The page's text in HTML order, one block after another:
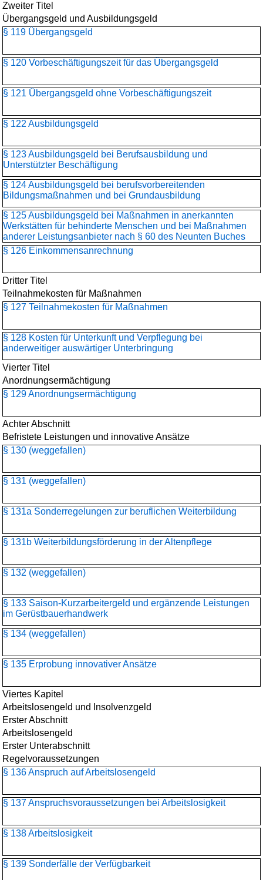
Zweiter Titel
Übergangsgeld und Ausbildungsgeld
§ 119 Übergangsgeld
§ 120 Vorbeschäftigungszeit für das Übergangsgeld
§ 121 Übergangsgeld ohne Vorbeschäftigungszeit
§ 122 Ausbildungsgeld
§ 123 Ausbildungsgeld bei Berufsausbildung und
Unterstützter Beschäftigung
§ 124 Ausbildungsgeld bei berufsvorbereitenden
Bildungsmaßnahmen und bei Grundausbildung
§ 125 Ausbildungsgeld bei Maßnahmen in anerkannten
Werkstätten für behinderte Menschen und bei Maßnahmen
anderer Leistungsanbieter nach § 60 des Neunten Buches
§ 126 Einkommensanrechnung
Dritter Titel
Teilnahmekosten für Maßnahmen
§ 127 Teilnahmekosten für Maßnahmen
§ 128 Kosten für Unterkunft und Verpflegung bei
anderweitiger auswärtiger Unterbringung
Vierter Titel
Anordnungsermächtigung
§ 129 Anordnungsermächtigung
Achter Abschnitt
Befristete Leistungen und innovative Ansätze
§ 130 (weggefallen)
§ 131 (weggefallen)
§ 131a Sonderregelungen zur beruflichen Weiterbildung
§ 131b Weiterbildungsförderung in der Altenpflege
§ 132 (weggefallen)
§ 133 Saison-Kurzarbeitergeld und ergänzende Leistungen
im Gerüstbauerhandwerk
§ 134 (weggefallen)
§ 135 Erprobung innovativer Ansätze
Viertes Kapitel
Arbeitslosengeld und Insolvenzgeld
Erster Abschnitt
Arbeitslosengeld
Erster Unterabschnitt
Regelvoraussetzungen
§ 136 Anspruch auf Arbeitslosengeld
§ 137 Anspruchsvoraussetzungen bei Arbeitslosigkeit
§ 138 Arbeitslosigkeit
§ 139 Sonderfälle der Verfügbarkeit